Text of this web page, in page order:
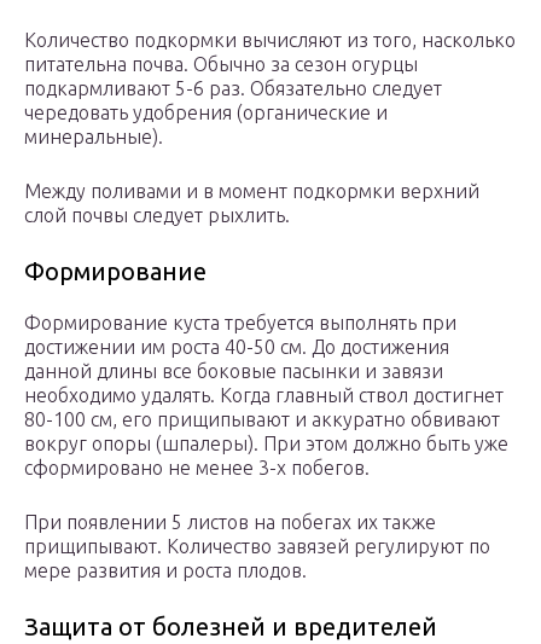
Количество подкормки вычисляют из того, насколько
питательна почва. Обычно за сезон огурцы
подкармливают 5-6 раз. Обязательно следует
чередовать удобрения (органические и
минеральные).
Между поливами и в момент подкормки верхний
слой почвы следует рыхлить.
Формирование
Формирование куста требуется выполнять при
достижении им роста 40-50 см. До достижения
данной длины все боковые пасынки и завязи
необходимо удалять. Когда главный ствол достигнет
80-100 см, его прищипывают и аккуратно обвивают
вокруг опоры (шпалеры). При этом должно быть уже
сформировано не менее 3-х побегов.
При появлении 5 листов на побегах их также
прищипывают. Количество завязей регулируют по
мере развития и роста плодов.
Защита от болезней и вредителей